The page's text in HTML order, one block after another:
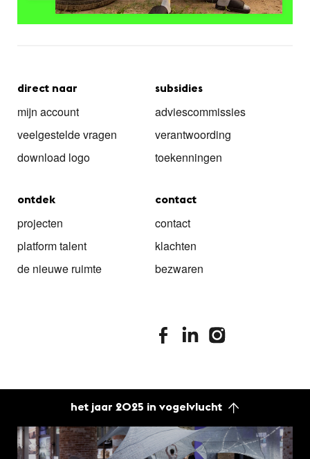
direct naar
mijn account
veelgestelde vragen
download logo
subsidies
adviescommissies
verantwoording
toekenningen
ontdek
projecten
platform talent
de nieuwe ruimte
contact
contact
klachten
bezwaren
stimuleringsfonds facebook
stimuleringsfonds linkedin
stimuleringsfonds
het jaar 2025 in vogelvlucht